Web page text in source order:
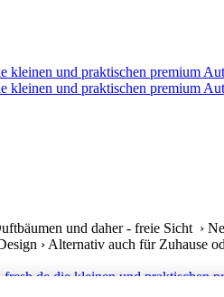
und daher - freie Sicht ›
› Alternativ auch für Zuhause